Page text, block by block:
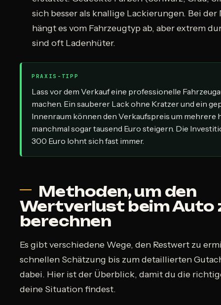
sich besser als knallige Lackierungen. Bei
hängt es vom Fahrzeugtyp ab, aber extrem
sind oft Ladenhüter.
PRAXIS-TIPP
Lass vor dem Verkauf eine professionelle
machen. Ein sauberer Lack ohne Kratzer und ein
Innenraum können den Verkaufspreis um mehrere
manchmal sogar tausend Euro steigern. Die
300 Euro lohnt sich fast immer.
Methoden, um den
Wertverlust beim Auto
berechnen
Es gibt verschiedene Wege, den Restwert zu
schnellen Schätzung bis zum detaillierten
dabei. Hier ist der Überblick, damit du die
deine Situation findest.